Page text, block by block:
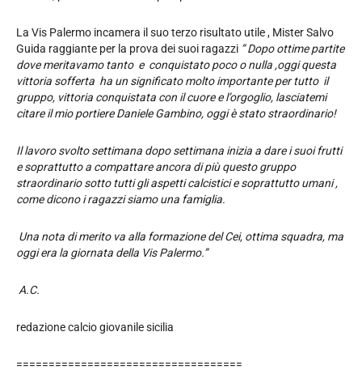
La Vis Palermo incamera il suo terzo risultato utile , Mister Salvo
Guida raggiante per la prova dei suoi ragazzi ” Dopo ottime partite
dove meritavamo tanto e conquistato poco o nulla ,oggi questa
vittoria sofferta ha un significato molto importante per tutto il
gruppo, vittoria conquistata con il cuore e l’orgoglio, lasciatemi
citare il mio portiere Daniele Gambino, oggi è stato straordinario!
Il lavoro svolto settimana dopo settimana inizia a dare i suoi frutti
e soprattutto a compattare ancora di più questo gruppo
straordinario sotto tutti gli aspetti calcistici e soprattutto umani ,
come dicono i ragazzi siamo una famiglia.
Una nota di merito va alla formazione del Cei, ottima squadra, ma
oggi era la giornata della Vis Palermo.”
A.C.
redazione calcio giovanile sicilia
===================================